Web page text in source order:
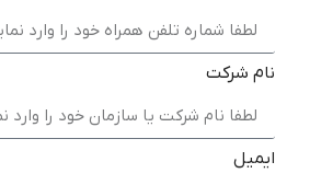
نام شرکت
ایمیل